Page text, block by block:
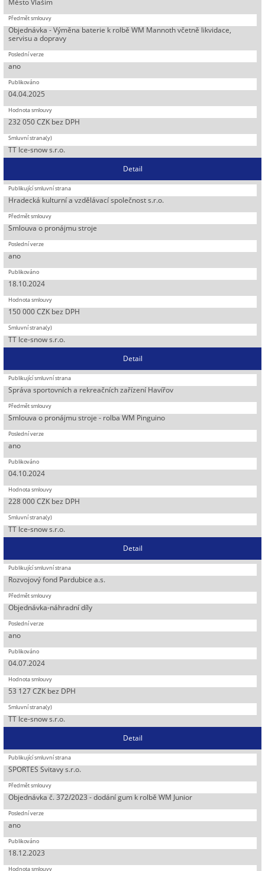
Objednávka - Výměna baterie k rolbě WM Mannoth včetně likvidace,
servisu a dopravy
ano
04.04.2025
232 050 CZK bez DPH
TT Ice-snow s.r.o.
Detail
Hradecká kulturní a vzdělávací společnost s.r.o.
Smlouva o pronájmu stroje
ano
18.10.2024
150 000 CZK bez DPH
TT Ice-snow s.r.o.
Detail
Správa sportovních a rekreačních zařízení Havířov
Smlouva o pronájmu stroje - rolba WM Pinguino
ano
04.10.2024
228 000 CZK bez DPH
TT Ice-snow s.r.o.
Detail
Rozvojový fond Pardubice a.s.
Objednávka-náhradní díly
ano
04.07.2024
53 127 CZK bez DPH
TT Ice-snow s.r.o.
Detail
SPORTES Svitavy s.r.o.
Objednávka č. 372/2023 - dodání gum k rolbě WM Junior
ano
18.12.2023